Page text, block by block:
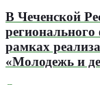
В Чеченской
рамках
«Молодежь и